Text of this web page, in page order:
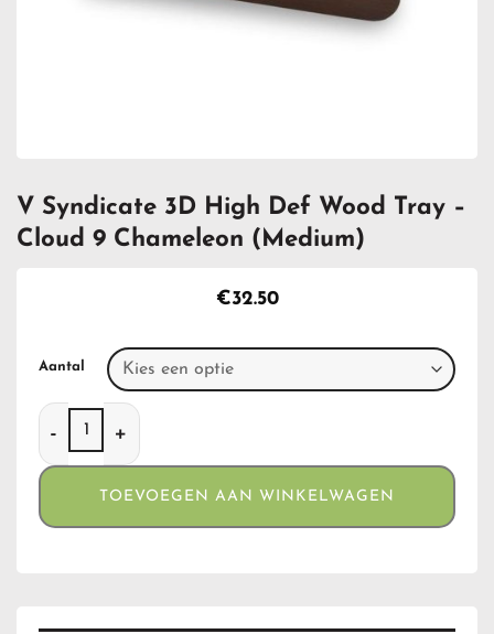
V Syndicate 3D High Def Wood Tray –
Cloud 9 Chameleon (Medium)
€32.50
Aantal
V Syndicate 3D High Def Wood Tray - Cloud 9
TOEVOEGEN AAN WINKELWAGEN